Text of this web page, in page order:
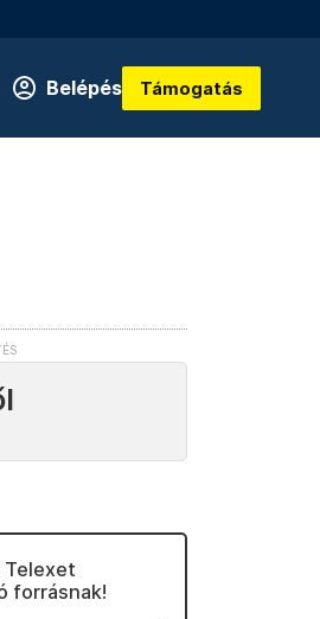
Belépés Támogatás
Telexet
forrásnak!